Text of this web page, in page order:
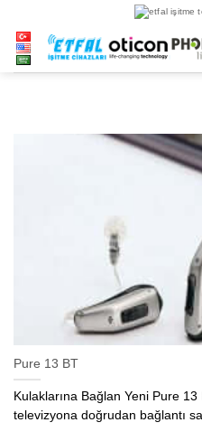
atla
Pure 13 BT
Kulaklarına Bağlan Yeni Pure
televizyona doğrudan bağlantı